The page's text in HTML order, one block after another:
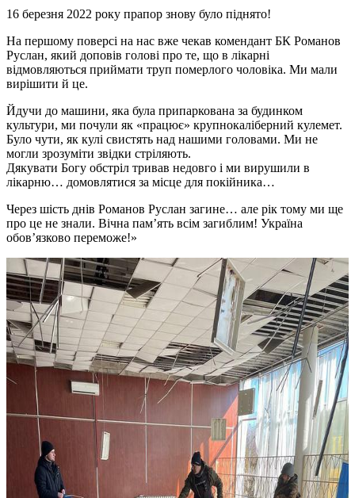
16 березня 2022 року прапор знову було піднято!
На першому поверсі на нас вже чекав комендант БК Романов
Руслан, який доповів голові про те, що в лікарні
відмовляються приймати труп померлого чоловіка. Ми мали
вирішити й це.
Йдучи до машини, яка була припаркована за будинком
культури, ми почули як «працює» крупнокаліберний кулемет.
Було чути, як кулі свистять над нашими головами. Ми не
могли зрозуміти звідки стріляють.
Дякувати Богу обстріл тривав недовго і ми вирушили в
лікарню… домовлятися за місце для покійника…
Через шість днів Романов Руслан загине… але рік тому ми ще
про це не знали. Вічна пам’ять всім загиблим! Україна
обов’язково переможе!»